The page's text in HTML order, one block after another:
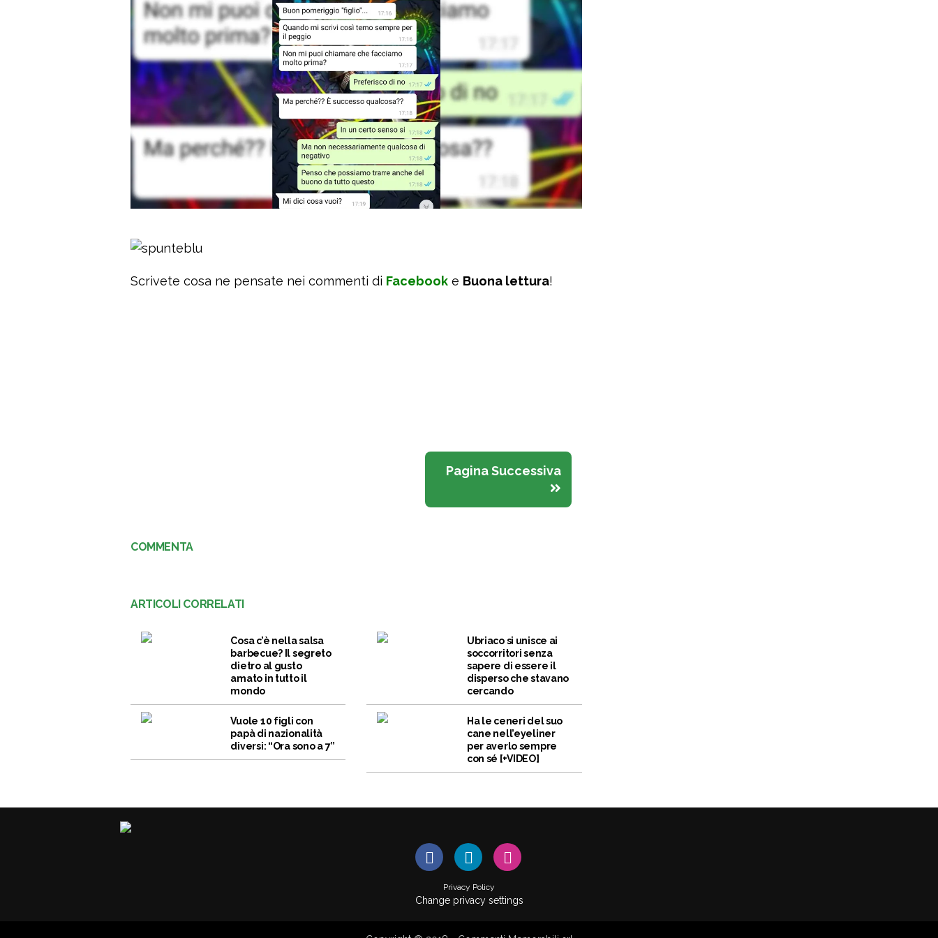
Scrivete cosa ne pensate nei commenti di Facebook e Buona lettura!
Pagina Successiva
COMMENTA
ARTICOLI CORRELATI
Cosa c’è nella salsa
barbecue? Il segreto
dietro al gusto
amato in tutto il
mondo
Ubriaco si unisce ai
soccorritori senza
sapere di essere il
disperso che stavano
cercando
Vuole 10 figli con
papà di nazionalità
diversi: “Ora sono a 7”
Ha le ceneri del suo
cane nell’eyeliner
per averlo sempre
con sé [+VIDEO]
Privacy Policy
Change privacy settings